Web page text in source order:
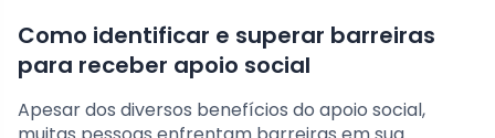
Como identificar e superar barreiras
para receber apoio social
Apesar dos diversos benefícios do apoio social,